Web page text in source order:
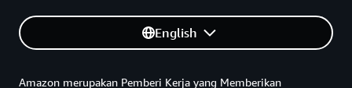
English
Amazon merupakan Pemberi Kerja yang Memberikan